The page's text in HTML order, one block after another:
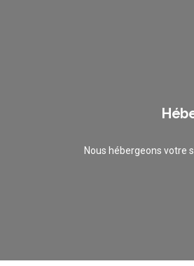
Nous hébergeons votre